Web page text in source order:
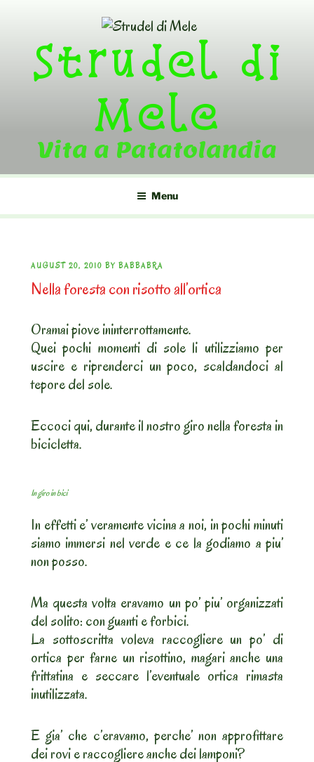
contentStrudel di
Mele
Vita a Patatolandia
Menu
POSTED
ON
AUGUST 20, 2010 BY BABBABRA
Nella foresta con risotto all’ortica
Oramai piove ininterrottamente.
Quei pochi momenti di sole li utilizziamo per
uscire e riprenderci un poco, scaldandoci al
tepore del sole.
Eccoci qui, durante il nostro giro nella foresta in
bicicletta.
In giro in bici
In effetti e’ veramente vicina a noi, in pochi minuti
siamo immersi nel verde e ce la godiamo a piu’
non posso.
Ma questa volta eravamo un po’ piu’ organizzati
del solito: con guanti e forbici.
La sottoscritta voleva raccogliere un po’ di
ortica per farne un risottino, magari anche una
frittatina e seccare l’eventuale ortica rimasta
inutilizzata.
E gia’ che c’eravamo, perche’ non approfittare
dei rovi e raccogliere anche dei lamponi?